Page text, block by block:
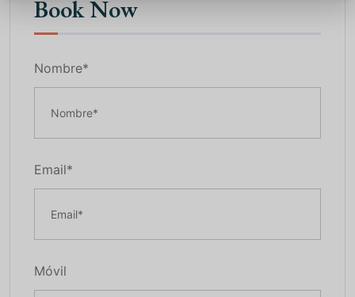
Book Now
Nombre*
Email*
Móvil